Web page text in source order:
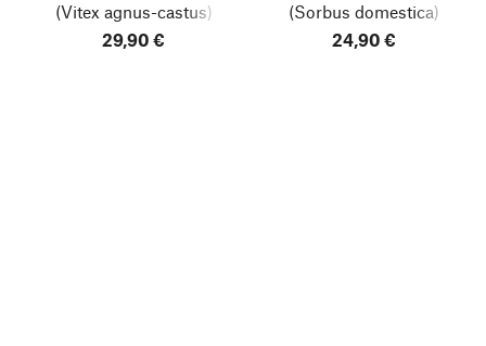
(Vitex agnus-castus)
29,90 €
(Sorbus domestica)
24,90 €